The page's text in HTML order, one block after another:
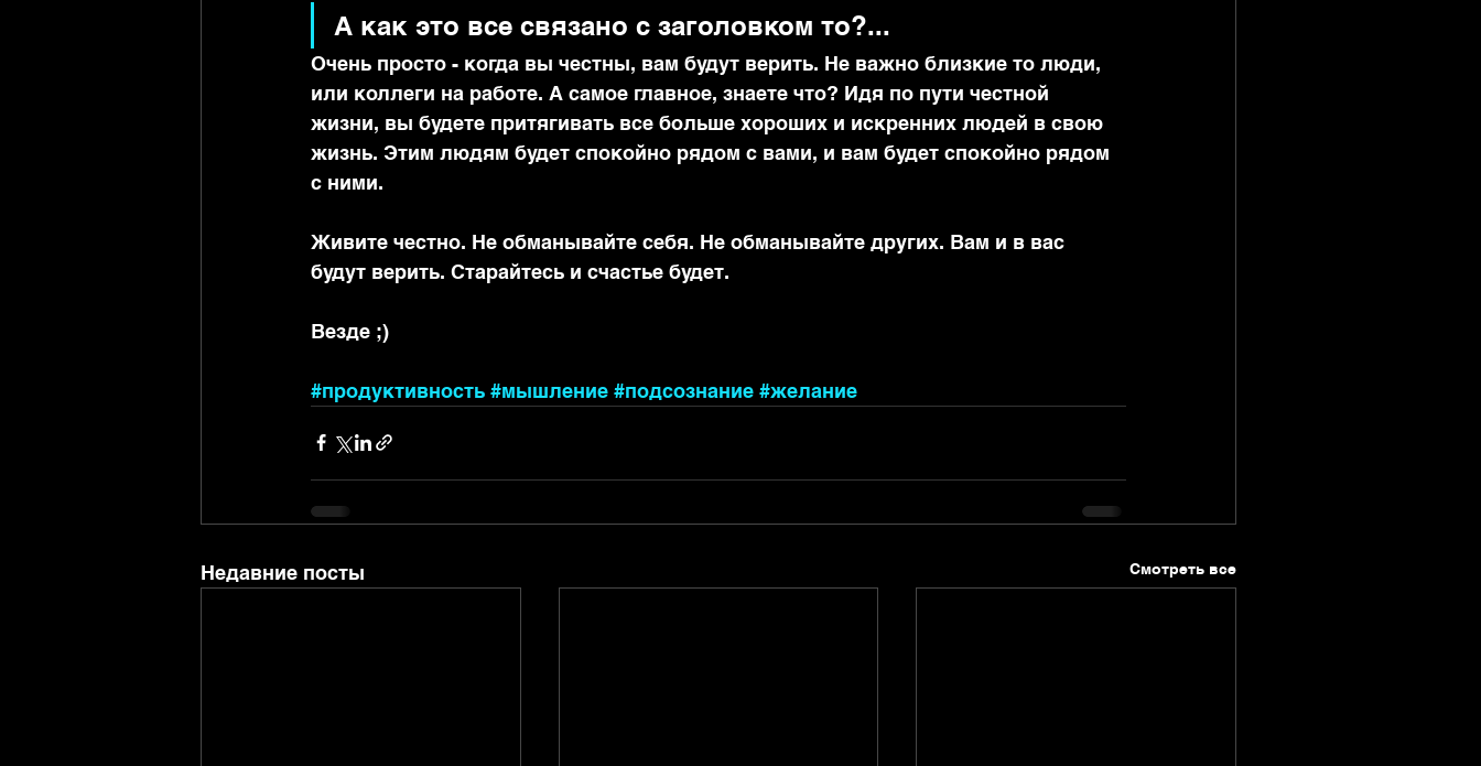
А как это все связано с заголовком то?...
Очень просто - когда вы честны, вам будут верить. Не важно близкие то люди,
или коллеги на работе. А самое главное, знаете что? Идя по пути честной
жизни, вы будете притягивать все больше хороших и искренних людей в свою
жизнь. Этим людям будет спокойно рядом с вами, и вам будет спокойно рядом
с ними.
Живите честно. Не обманывайте себя. Не обманывайте других. Вам и в вас
будут верить. Старайтесь и счастье будет.
Везде ;)
#продуктивность #мышление #подсознание #желание
Недавние посты Смотреть все